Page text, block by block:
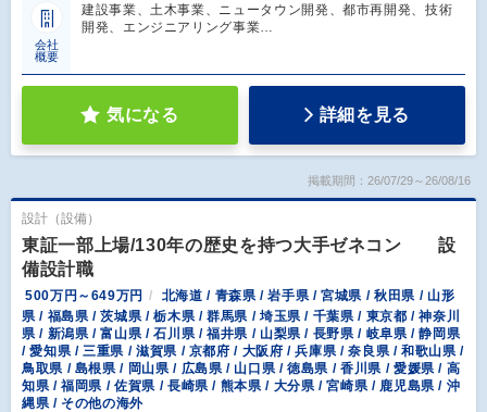
会社
概要
建設事業、土木事業、ニュータウン開発、都市再開発、技術
開発、エンジニアリング事業…
気になる 詳細を見る
掲載期間：26/07/29～26/08/16
設計（設備）
東証一部上場/130年の歴史を持つ大手ゼネコン 設
備設計職
500万円～649万円
北海道 / 青森県 / 岩手県 / 宮城県 / 秋田県 / 山形
県 / 福島県 / 茨城県 / 栃木県 / 群馬県 / 埼玉県 / 千葉県 / 東京都 / 神奈川
県 / 新潟県 / 富山県 / 石川県 / 福井県 / 山梨県 / 長野県 / 岐阜県 / 静岡県
/ 愛知県 / 三重県 / 滋賀県 / 京都府 / 大阪府 / 兵庫県 / 奈良県 / 和歌山県 /
鳥取県 / 島根県 / 岡山県 / 広島県 / 山口県 / 徳島県 / 香川県 / 愛媛県 / 高
知県 / 福岡県 / 佐賀県 / 長崎県 / 熊本県 / 大分県 / 宮崎県 / 鹿児島県 / 沖
縄県 / その他の海外